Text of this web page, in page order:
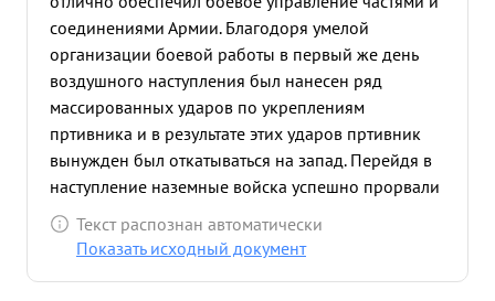
соединениями Армии. Благодоря умелой
организации боевой работы в первый же день
воздушного наступления был нанесен ряд
массированных ударов по укреплениям
пртивника и в результате этих ударов пртивник
вынужден был откатываться на запад. Перейдя в
наступление наземные войска успешно прорвали
оборону противника и вышли на оперативный
простор. в последующие дни наступления
Текст распознан автоматически
Показать исходный документ